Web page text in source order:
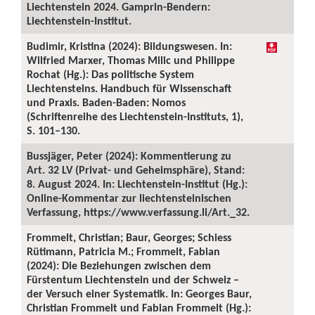
Liechtenstein 2024. Gamprin-Bendern:
Liechtenstein-Institut.
Budimir, Kristina (2024): Bildungswesen. In:
Wilfried Marxer, Thomas Milic und Philippe
Rochat (Hg.): Das politische System
Liechtensteins. Handbuch für Wissenschaft
und Praxis. Baden-Baden: Nomos
(Schriftenreihe des Liechtenstein-Instituts, 1),
S. 101–130.
Bussjäger, Peter (2024): Kommentierung zu
Art. 32 LV (Privat- und Geheimsphäre), Stand:
8. August 2024. In: Liechtenstein-Institut (Hg.):
Online-Kommentar zur liechtensteinischen
Verfassung, https://www.verfassung.li/Art._32.
Frommelt, Christian; Baur, Georges; Schiess
Rütimann, Patricia M.; Frommelt, Fabian
(2024): Die Beziehungen zwischen dem
Fürstentum Liechtenstein und der Schweiz –
der Versuch einer Systematik. In: Georges Baur,
Christian Frommelt und Fabian Frommelt (Hg.):